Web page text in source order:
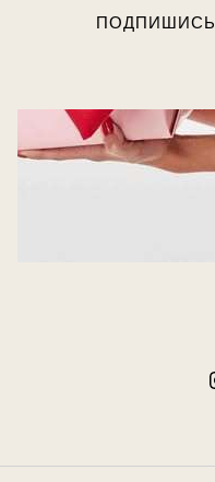
ПОДПИШИСЬ